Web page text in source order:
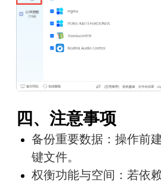
四、注意事项
备份重要数据：操作前
键文件。
权衡功能与空间：若依